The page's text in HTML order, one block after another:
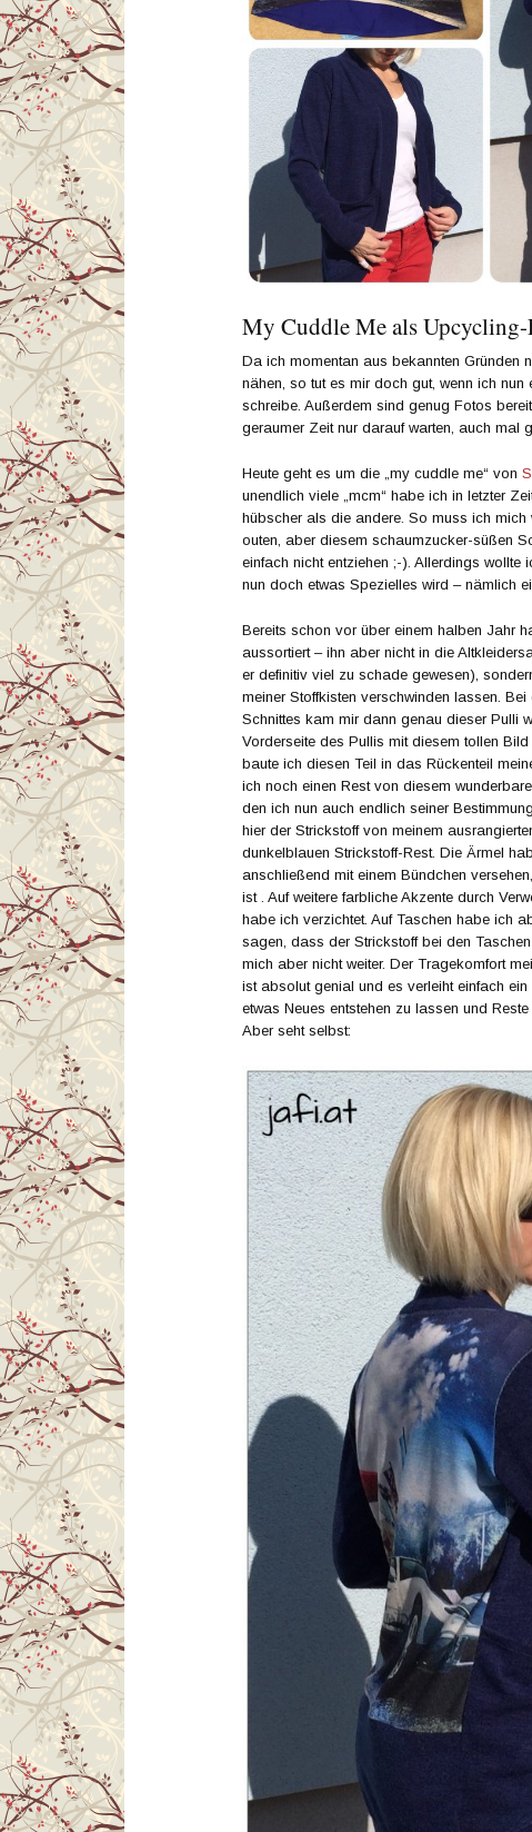
My Cuddle Me als
Da ich momentan aus bekannten Gründen
nähen, so tut es mir doch gut, wenn ich nun
schreibe. Außerdem sind genug Fotos
geraumer Zeit nur darauf warten, auch mal
Heute geht es um die „my cuddle me“ von
unendlich viele „mcm“ habe ich in letzter
hübscher als die andere. So muss ich
outen, aber diesem schaumzucker-süßen
einfach nicht entziehen ;-). Allerdings wollte
nun doch etwas Spezielles wird – nämlich
Bereits schon vor über einem halben Jahr
aussortiert – ihn aber nicht in die
er definitiv viel zu schade gewesen),
meiner Stoffkisten verschwinden lassen.
Schnittes kam mir dann genau dieser Pulli
Vorderseite des Pullis mit diesem tollen
baute ich diesen Teil in das Rückenteil
ich noch einen Rest von diesem
den ich nun auch endlich seiner
hier der Strickstoff von meinem
dunkelblauen Strickstoff-Rest. Die Ärmel
anschließend mit einem Bündchen
ist . Auf weitere farbliche Akzente durch
habe ich verzichtet. Auf Taschen habe ich
sagen, dass der Strickstoff bei den
mich aber nicht weiter. Der Tragekomfort
ist absolut genial und es verleiht einfach ein
etwas Neues entstehen zu lassen und
Aber seht selbst: